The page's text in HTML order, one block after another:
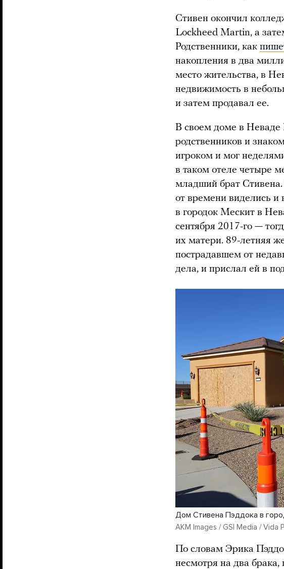
Стивен окончил
Lockheed Martin, а
Родственники, как
накопления в два
место жительства, в
недвижимость в
и затем продавал ее.
В своем доме в Неваде
родственников и
игроком и мог
в таком отеле четыре
младший брат
от времени виделись
в городок Мескит в
сентября 2017-го —
их матери. 89-летняя
пострадавшем от
дела, и прислал ей в
Дом Стивена Пэддока в
AKM Images / GSI Media / Vida
По словам Эрика
несмотря на два